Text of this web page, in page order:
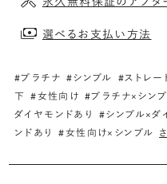
選べるお支払い方法
#プラチナ #シンプル #ストレー
下 #女性向け #プラチナ×シン
ダイヤモンドあり
#シンプル×ダ
ンドあり
#女性向け×シンプル